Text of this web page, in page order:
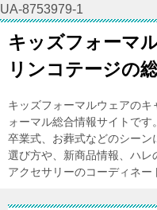
UA-8753979-1
キッズフォーマ
リンコテージの
キッズフォーマルウェアの
ォーマル総合情報サイトです
卒業式、お葬式などのシー
選び方や、新商品情報、ハレ
アクセサリーのコーディネ